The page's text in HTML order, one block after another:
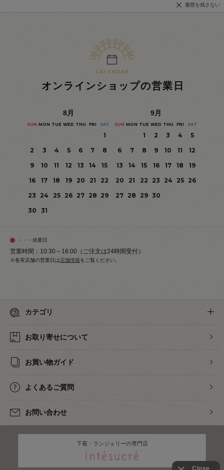
履歴を残さない
オンラインショップの営業日
8月
SUN MON TUE WED THU FRI SAT
1
2
3 4 5 6 7
8
9
10 11 12 13 14
15
16
17 18 19 20 21
22
23
24 25 26 27 28 29
30
31
9月
SUN MON TUE WED THU FRI SAT
1 2 3 4
5
6
7 8 9 10 11
12
13
14 15 16 17 18
19
20
21 22 23 24 25
26
27 28 29 30
・・・休業日
営業時間：10:30～16:00（ご注文は24時間受付）
※各実店舗の営業日は 店舗情報をご覧ください。
カテゴリ
お取り寄せについて
お買い物ガイド
よくあるご質問
お問い合わせ
下着・ランジェリーの専門店